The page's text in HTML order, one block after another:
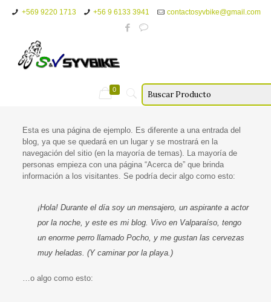
+569 9220 1713 +56 9 6133 3941 contactosyvbike@gmail.com
0
Esta es una página de ejemplo. Es diferente a una entrada del
blog, ya que se quedará en un lugar y se mostrará en la
navegación del sitio (en la mayoría de temas). La mayoría de
personas empieza con una página “Acerca de” que brinda
información a los visitantes. Se podría decir algo como esto:
¡Hola! Durante el día soy un mensajero, un aspirante a actor
por la noche, y este es mi blog. Vivo en Valparaíso, tengo
un enorme perro llamado Pocho, y me gustan las cervezas
muy heladas. (Y caminar por la playa.)
…o algo como esto: